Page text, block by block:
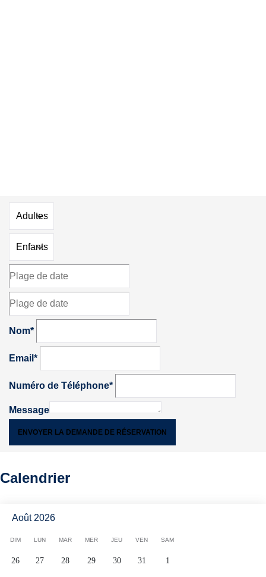
Nom*
Email*
Numéro de Téléphone*
Message
ENVOYER LA DEMANDE DE RÉSERVATION
Calendrier
Août 2026
DIM LUN MAR MER JEU VEN SAM
26 27 28 29 30 31 1